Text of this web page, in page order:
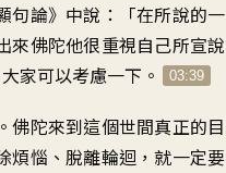
句論》中說：「在所說的一
來佛陀他很重視自己所宣說
家可以考慮一下。
03:39
佛陀來到這個世間真正的目
煩惱、脫離輪迴，就一定要